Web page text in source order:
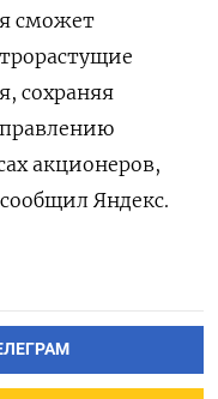
сможет
сохраняя
акционеров,
Яндекс.